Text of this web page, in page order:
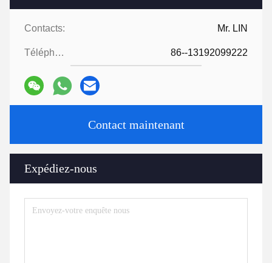
Contacts: Mr. LIN
Téléphone: 86--13192099222
Contact maintenant
Expédiez-nous